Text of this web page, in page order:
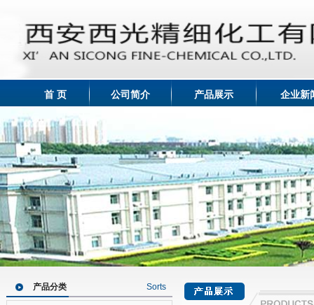
首 页 公司简介 产品展示 企业新
产品分类 Sorts